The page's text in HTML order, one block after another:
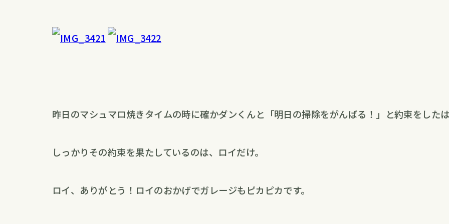
昨日のマシュマロ焼きタイムの時に確かダンくんと「明日の掃除をがんばる！」と約束をした
しっかりその約束を果たしているのは、ロイだけ。
ロイ、ありがとう！ロイのおかげでガレージもピカピカです。